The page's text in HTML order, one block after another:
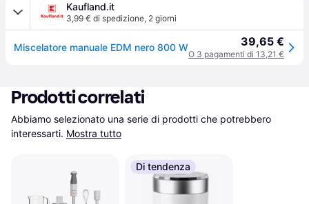
Kaufland.it
3,99 € di spedizione, 2 giorni
Miscelatore manuale EDM nero 800 W 39,65 €
O 3 pagamenti di 13,21 €
Prodotti correlati
Abbiamo selezionato una serie di prodotti che potrebbero
interessarti. Mostra tutto
Di tendenza